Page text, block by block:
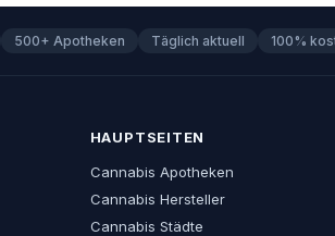
500+ Apotheken Täglich aktuell 100%
HAUPTSEITEN
Cannabis Apotheken
Cannabis Hersteller
Cannabis Städte